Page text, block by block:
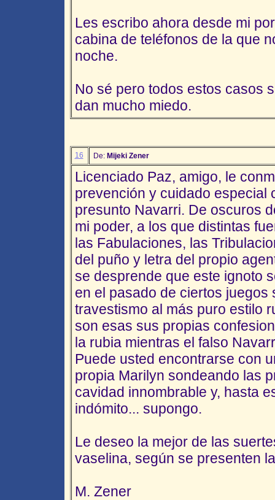
Les escribo ahora desde mi
cabina de teléfonos de la que
noche.
No sé pero todos estos casos
dan mucho miedo.
16 De: Mijeki Zener
Licenciado Paz, amigo, le
prevención y cuidado especial
presunto Navarri. De oscuros
mi poder, a los que distintas
las Fabulaciones, las
del puño y letra del propio
se desprende que este ignoto
en el pasado de ciertos juegos
travestismo al más puro estilo
son esas sus propias
la rubia mientras el falso
Puede usted encontrarse con
propia Marilyn sondeando las
cavidad innombrable y, hasta
indómito... supongo.
Le deseo la mejor de las
vaselina, según se presenten
M. Zener